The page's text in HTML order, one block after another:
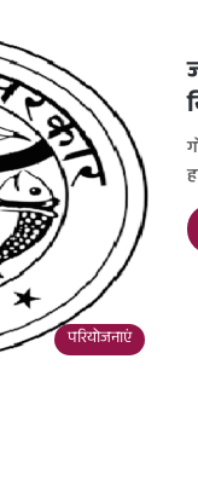
परियोजनाएं